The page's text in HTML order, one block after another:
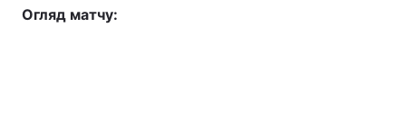
Огляд матчу: